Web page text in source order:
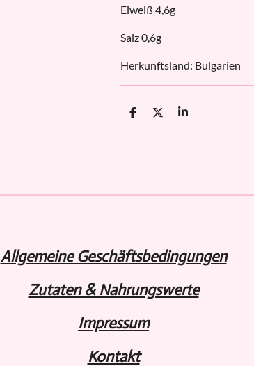
Eiweiß 4,6g
Salz 0,6g
Herkunftsland: Bulgarien
T
T
T
Allgemeine Geschäftsbedingungen
Zutaten & Nahrungswerte
Impressum
Kontakt